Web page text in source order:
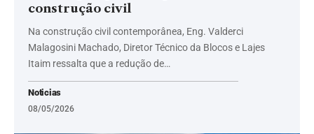
construção civil
Na construção civil contemporânea, Eng. Valderci
Malagosini Machado, Diretor Técnico da Blocos e Lajes
Itaim ressalta que a redução de…
Noticias
08/05/2026